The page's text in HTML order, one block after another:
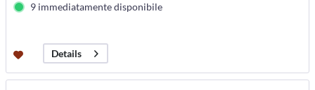
9 immediatamente disponibile
Details